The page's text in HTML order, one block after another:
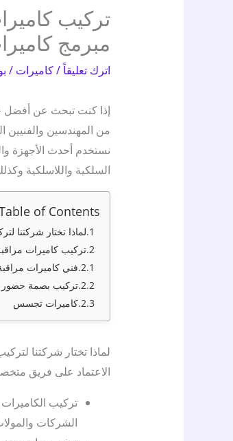
مبرمج
اترك تعليقاً/كاميرات /
إذا كنت تبحث عن
من المهندسين والفنيين
نستخدم أحدث الأجهزة
السلكية واللاسلكية
of Contents
لماذا تختار شركتنا
تركيب كاميرات
فني كاميرات
تركيب بصمة
كاميرات تجسس
لماذا تختار شركتنا
الاعتماد على فريق
تركيب الكاميرات
الشركات